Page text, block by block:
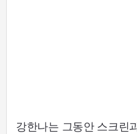
강한나는 그동안 스크린